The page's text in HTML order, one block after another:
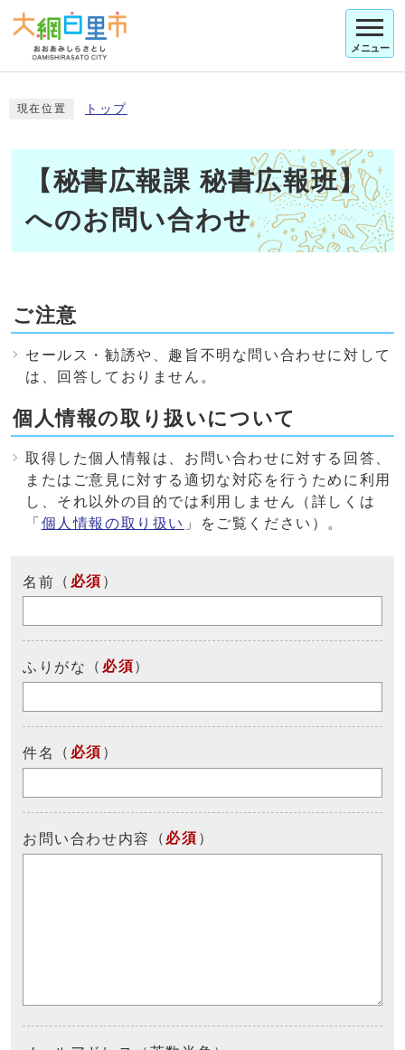
メニュー
現在位置 トップ
【秘書広報課 秘書広報班】
へのお問い合わせ
ご注意
セールス・勧誘や、趣旨不明な問い合わせに対して
は、回答しておりません。
個人情報の取り扱いについて
取得した個人情報は、お問い合わせに対する回答、
またはご意見に対する適切な対応を行うために利用
し、それ以外の目的では利用しません（詳しくは
「 個人情報の取り扱い 」をご覧ください）。
名前 （ 必須 ）
ふりがな （ 必須）
件名 （ 必須 ）
お問い合わせ内容 （ 必須 ）